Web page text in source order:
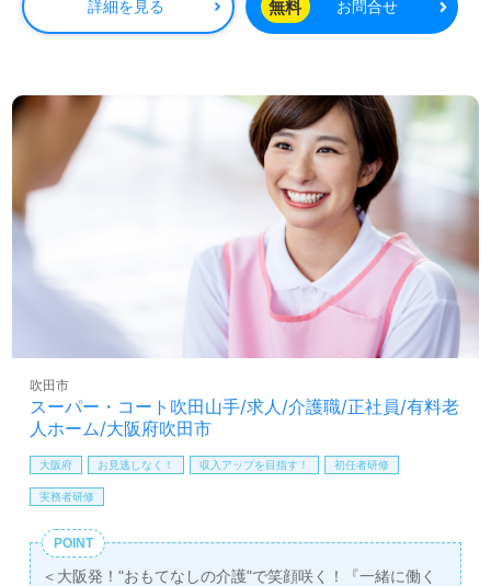
居宅介護、居宅介護支援事業を展開されています。
事業所様！◎
看護助手や介護職経験のある方をお迎えします。特別養護
老人ホームでの勤務経験は問いません。安心のクリニック
も併設！ホテルのようなリラックス空間、笑顔あふれるド
ッグセラピーの開催等も大好評の事業所様です。働きやす
い環境面、手厚いOJT/研修制度、資格支援制度、職員様同
士のチームワークもうれしいポイント！『ご利用者様の笑
顔をサポートしたい、介護職でお役に立ちたい』『資格/経
験を活かしたい、介護知識や技術力を高めたい』『働きが
いを感じながら仕事をしたい』『転職で施設形態や環境を
変えて働きたい』等の方も大歓迎です。募集詳細等、担当
コンサルタントよりご案内します。お問い合わせも遠慮な
医療/福祉業界の正社員/パート求人探しは【ウィルオブ介
護】＊求人情報収集、将来的に検討の方も遠慮なく＊
LINE、メール、お電話などご希望に応じてお問い合わせ/ご
相談可能です。転職相談、求人紹介、年収交渉など完全無
料サービスをご利用いただけます。＜非公開求人も取扱い
あり！＞"転職支援"のプロと一緒に転職活動！お問い合わ
せお待ちしております。
詳細を見る 無料 お問合せ
スーパー・コート吹田山手/求人/介護職/正社員/有料老
人ホーム/大阪府吹田市
吹田市
大阪府 お見逃しなく！ 収入アップを目指す！ 初任者研修
実務者研修
POINT
＜大阪発！"おもてなしの介護"で笑顔咲く！『一緒に働く